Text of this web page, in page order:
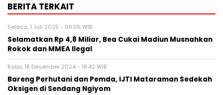
BERITA TERKAIT
Selasa, 1 Juli 2025 - 09:05 WIB
Selamatkan Rp 4,8 Miliar, Bea Cukai Madiun Musnahkan
Rokok dan MMEA Ilegal
Rabu, 18 Desember 2024 - 18:42 WIB
Bareng Perhutani dan Pemda, IJTI Mataraman Sedekah
Oksigen di Sendang Ngiyom